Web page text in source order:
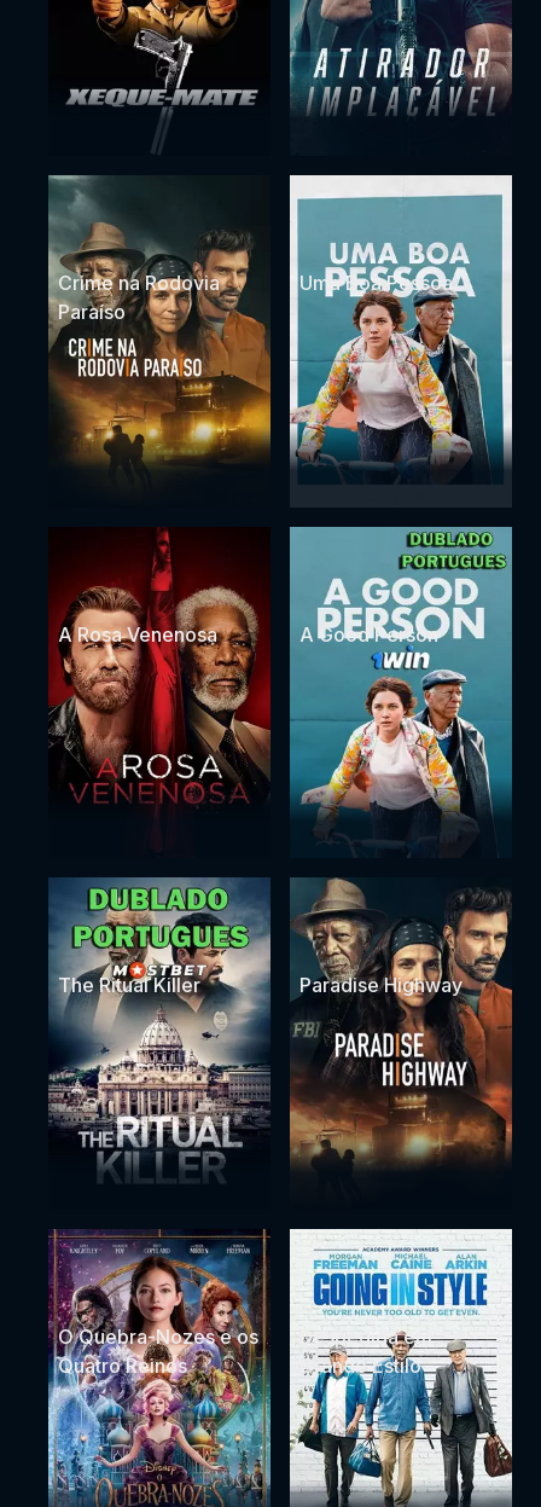
Crime na Rodovia
Paraíso
Uma Boa Pessoa
A Rosa Venenosa A Good Person
The Ritual Killer Paradise Highway
O Quebra-Nozes e os
Quatro Reinos
Despedida em
Grande Estilo